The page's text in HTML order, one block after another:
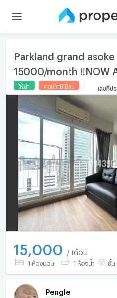
Parkland grand
15000/month ‼️NOW
ให้เช่า คอนโดมิเนียม เลขที่ปร
15,000 / เดือน
1 ห้องนอน 1 ห้องน้ำ ชั้น
Pengle